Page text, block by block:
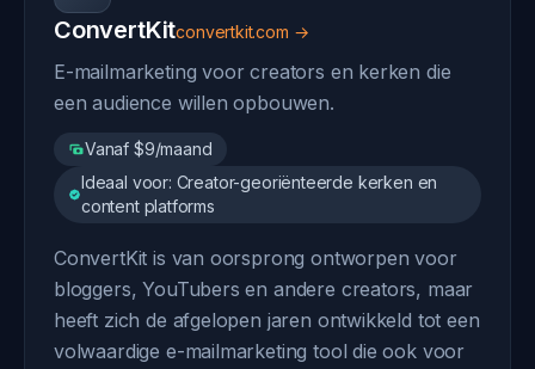
ConvertKitconvertkit.com →
E-mailmarketing voor creators en kerken die
een audience willen opbouwen.
Vanaf $9/maand
Ideaal voor: Creator-georiënteerde kerken en
content platforms
ConvertKit is van oorsprong ontworpen voor
bloggers, YouTubers en andere creators, maar
heeft zich de afgelopen jaren ontwikkeld tot een
volwaardige e-mailmarketing tool die ook voor